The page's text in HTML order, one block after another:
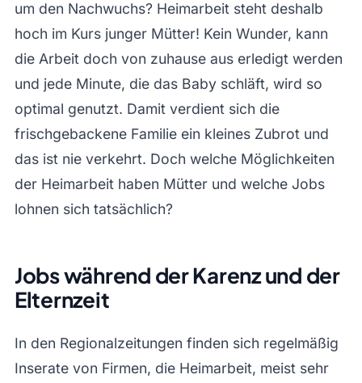
um den Nachwuchs? Heimarbeit steht deshalb
hoch im Kurs junger Mütter! Kein Wunder, kann
die Arbeit doch von zuhause aus erledigt werden
und jede Minute, die das Baby schläft, wird so
optimal genutzt. Damit verdient sich die
frischgebackene Familie ein kleines Zubrot und
das ist nie verkehrt. Doch welche Möglichkeiten
der Heimarbeit haben Mütter und welche Jobs
lohnen sich tatsächlich?
Jobs während der Karenz und der
Elternzeit
In den Regionalzeitungen finden sich regelmäßig
Inserate von Firmen, die Heimarbeit, meist sehr